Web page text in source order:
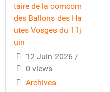
taire de la comcom
des Ballons des Ha
utes Vosges du 11j
uin
12 Juin 2026 /
0 views
Archives